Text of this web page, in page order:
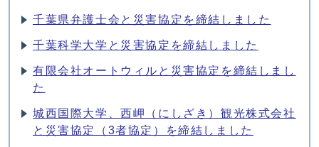
千葉県弁護士会と災害協定を締結しました
千葉科学大学と災害協定を締結しました
有限会社オートウィルと災害協定を締結しまし
た
城西国際大学、西岬（にしざき）観光株式会社
と災害協定（3者協定）を締結しました